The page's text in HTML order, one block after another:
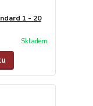
1 - 20
Skladem